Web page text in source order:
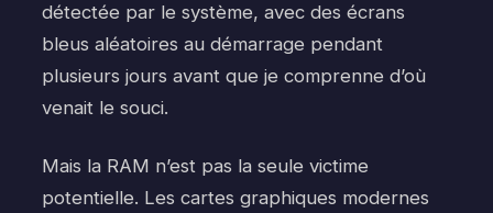
détectée par le système, avec des écrans
bleus aléatoires au démarrage pendant
plusieurs jours avant que je comprenne d’où
venait le souci.
Mais la RAM n’est pas la seule victime
potentielle. Les cartes graphiques modernes